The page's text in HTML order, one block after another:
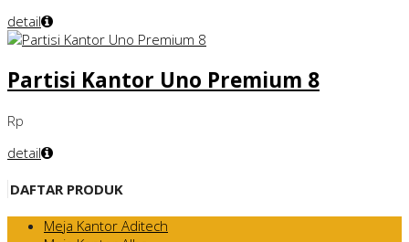
detail
Partisi Kantor Uno Premium 8
Rp
detail
DAFTAR PRODUK
Meja Kantor Aditech